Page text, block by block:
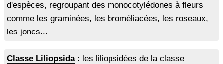
d'espèces, regroupant des monocotylédones à fleurs
comme les graminées, les broméliacées, les roseaux,
les joncs...
Classe Liliopsida: les liliopsidées de la classe